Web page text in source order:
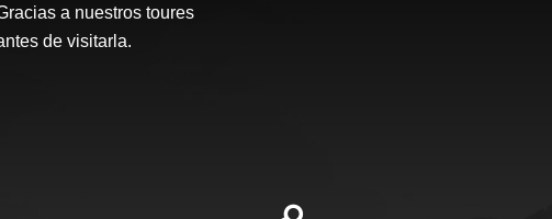
a nuestros toures
de visitarla.